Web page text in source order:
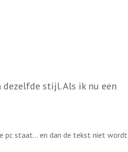
stijl. Als ik nu een
pc staat… en dan de tekst niet wordt